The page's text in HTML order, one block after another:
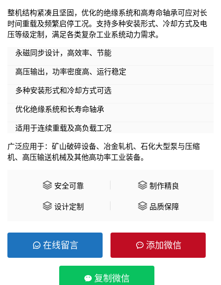
整机结构紧凑且坚固，优化的绝缘系统和高寿命轴承可应对长
时间重载及频繁启停工况。支持多种安装形式、冷却方式及电
压等级定制，满足各类复杂工业系统动力需求。
永磁同步设计，高效率、节能
高压输出，功率密度高、运行稳定
多种安装形式和冷却方式可选
优化绝缘系统和长寿命轴承
适用于连续重载及高负载工况
广泛应用于：矿山破碎设备、冶金轧机、石化大型泵与压缩
机、高压输送机械及其他高功率工业装备。
安全可靠
制作精良
设计定制
品质保障
在线留言 添加微信
复制微信